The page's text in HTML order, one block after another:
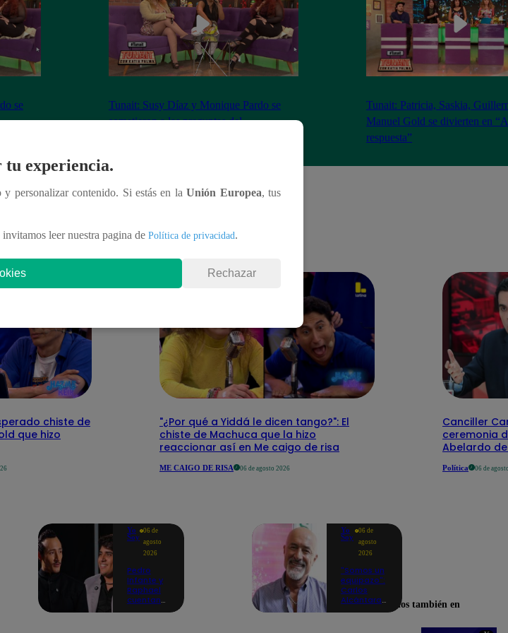
se
Tunait: Susy Díaz y Monique Pardo se
sometieron a las preguntas del
Tunait: Patricia, Saskia,
Manuel Gold se divierten en
respuesta”
chiste de
que hizo
"¿Por qué a Yiddá le dicen tango?": El
chiste de Machuca que la hizo
reaccionar así en Me caigo de risa
ME CAIGO DE RISA 06 de agosto 2026
Canciller
ceremonia
Abelardo
Política 06 de
Yo
Soy
06 de
agosto
2026
Pedro
Infante y
Raphael
cuentan
Yo
Soy
06 de
agosto
2026
"Somos un
equipazo":
Carlos
Alcántara
tu experiencia.
personalizar contenido. Si estás en laUnión Europea, tus
leer nuestra pagina de Política de privacidad.
Rechazar
Encuéntranos también en